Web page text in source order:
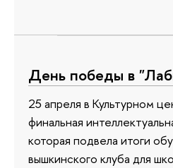
День победы в
25 апреля в Культурном
финальная
которая подвела итоги
вышкинского клуба для